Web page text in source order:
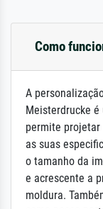
Como
A
Meisterdrucke
permite projetar
as suas
o tamanho da
e acrescente a
moldura.